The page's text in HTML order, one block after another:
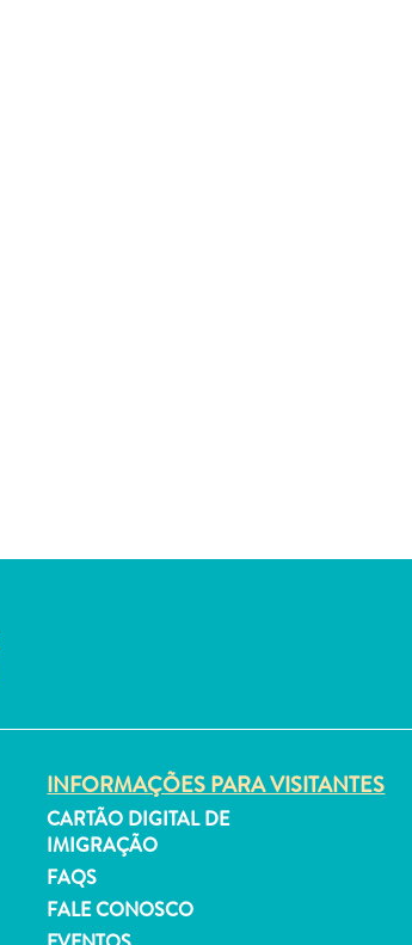
INFORMAÇÕES PARA VISITANTES
CARTÃO DIGITAL DE
IMIGRAÇÃO
FAQS
FALE CONOSCO